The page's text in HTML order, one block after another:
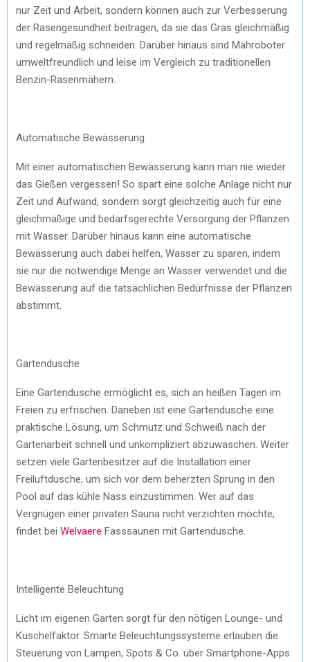
nur Zeit und Arbeit, sondern können auch zur Verbesserung
der Rasengesundheit beitragen, da sie das Gras gleichmäßig
und regelmäßig schneiden. Darüber hinaus sind Mähroboter
umweltfreundlich und leise im Vergleich zu traditionellen
Benzin-Rasenmähern.
Automatische Bewässerung
Mit einer automatischen Bewässerung kann man nie wieder
das Gießen vergessen! So spart eine solche Anlage nicht nur
Zeit und Aufwand, sondern sorgt gleichzeitig auch für eine
gleichmäßige und bedarfsgerechte Versorgung der Pflanzen
mit Wasser. Darüber hinaus kann eine automatische
Bewässerung auch dabei helfen, Wasser zu sparen, indem
sie nur die notwendige Menge an Wasser verwendet und die
Bewässerung auf die tatsächlichen Bedürfnisse der Pflanzen
abstimmt.
Gartendusche
Eine Gartendusche ermöglicht es, sich an heißen Tagen im
Freien zu erfrischen. Daneben ist eine Gartendusche eine
praktische Lösung, um Schmutz und Schweiß nach der
Gartenarbeit schnell und unkompliziert abzuwaschen. Weiter
setzen viele Gartenbesitzer auf die Installation einer
Freiluftdusche, um sich vor dem beherzten Sprung in den
Pool auf das kühle Nass einzustimmen. Wer auf das
Vergnügen einer privaten Sauna nicht verzichten möchte,
findet bei Welvaere Fasssaunen mit Gartendusche.
Intelligente Beleuchtung
Licht im eigenen Garten sorgt für den nötigen Lounge- und
Kuschelfaktor. Smarte Beleuchtungssysteme erlauben die
Steuerung von Lampen, Spots & Co. über Smartphone-Apps